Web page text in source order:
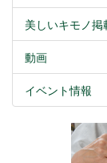
美しいキモノ掲
動画
イベント情報